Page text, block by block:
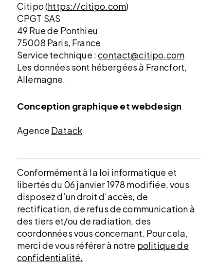
Citipo (https://citipo.com)
CPGT SAS
49 Rue de Ponthieu
75008 Paris, France
Service technique :contact@citipo.com
Les données sont hébergées à Francfort,
Allemagne.
Conception graphique et webdesign
Agence Datack
Conformément à la loi informatique et
libertés du 06 janvier 1978 modifiée, vous
disposez d’un droit d’accès, de
rectification, de refus de communication à
des tiers et/ou de radiation, des
coordonnées vous concernant. Pour cela,
merci de vous référer à notre politique de
confidentialité.